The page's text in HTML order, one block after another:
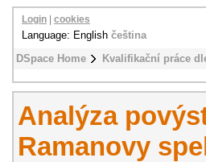
DSpace Home Kvalifikační práce
Login cookies
Language: English čeština
Analýza
Ramanovy